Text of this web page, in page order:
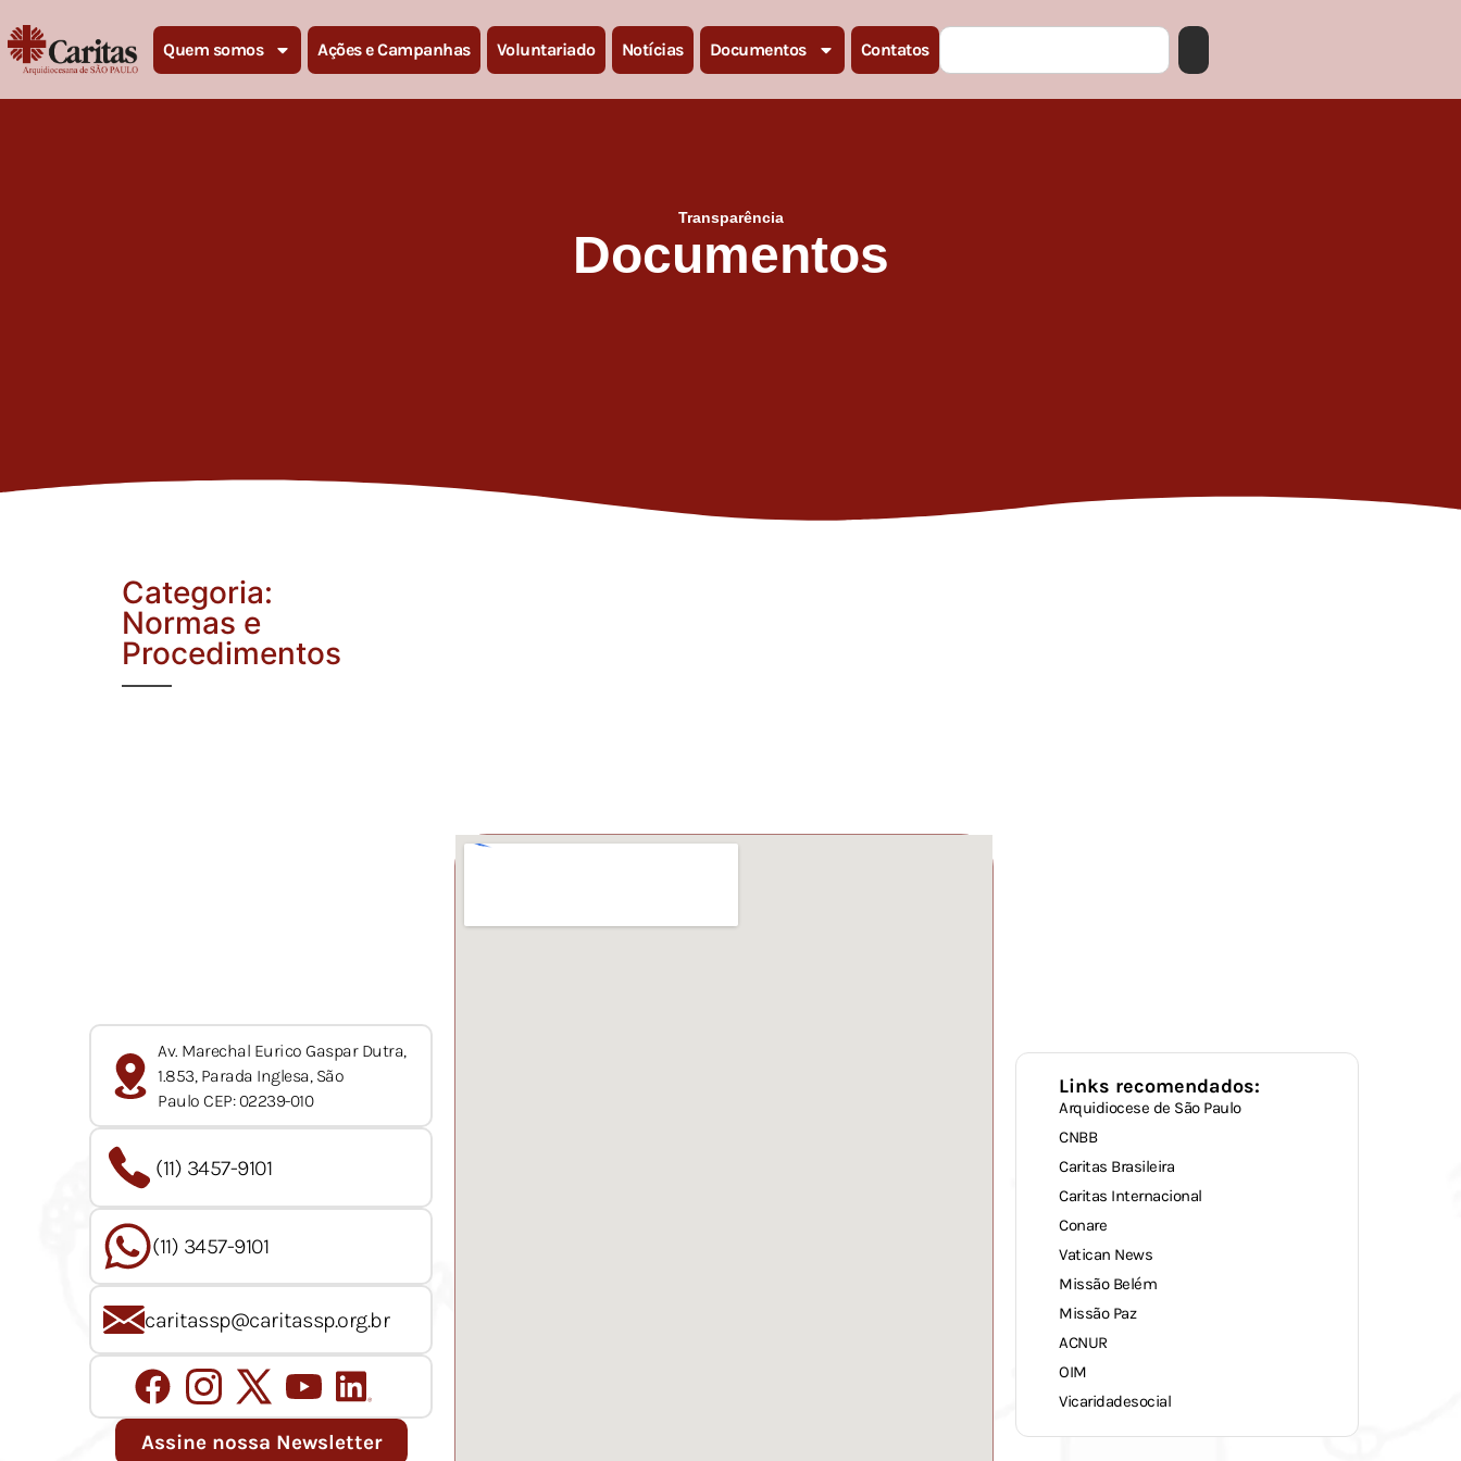
Quem somos Ações e Campanhas Voluntariado Notícias Documentos Contatos
Transparência
Documentos
Categoria:
Normas e
Procedimentos
Av. Marechal Eurico Gaspar Dutra,
1.853, Parada Inglesa, São
Paulo CEP: 02239-010
(11) 3457-9101
(11) 3457-9101
caritassp@caritassp.org.br
Assine nossa Newsletter
Links recomendados:
Arquidiocese de São Paulo
CNBB
Caritas Brasileira
Caritas Internacional
Conare
Vatican News
Missão Belém
Missão Paz
ACNUR
OIM
Vicaridadesocial